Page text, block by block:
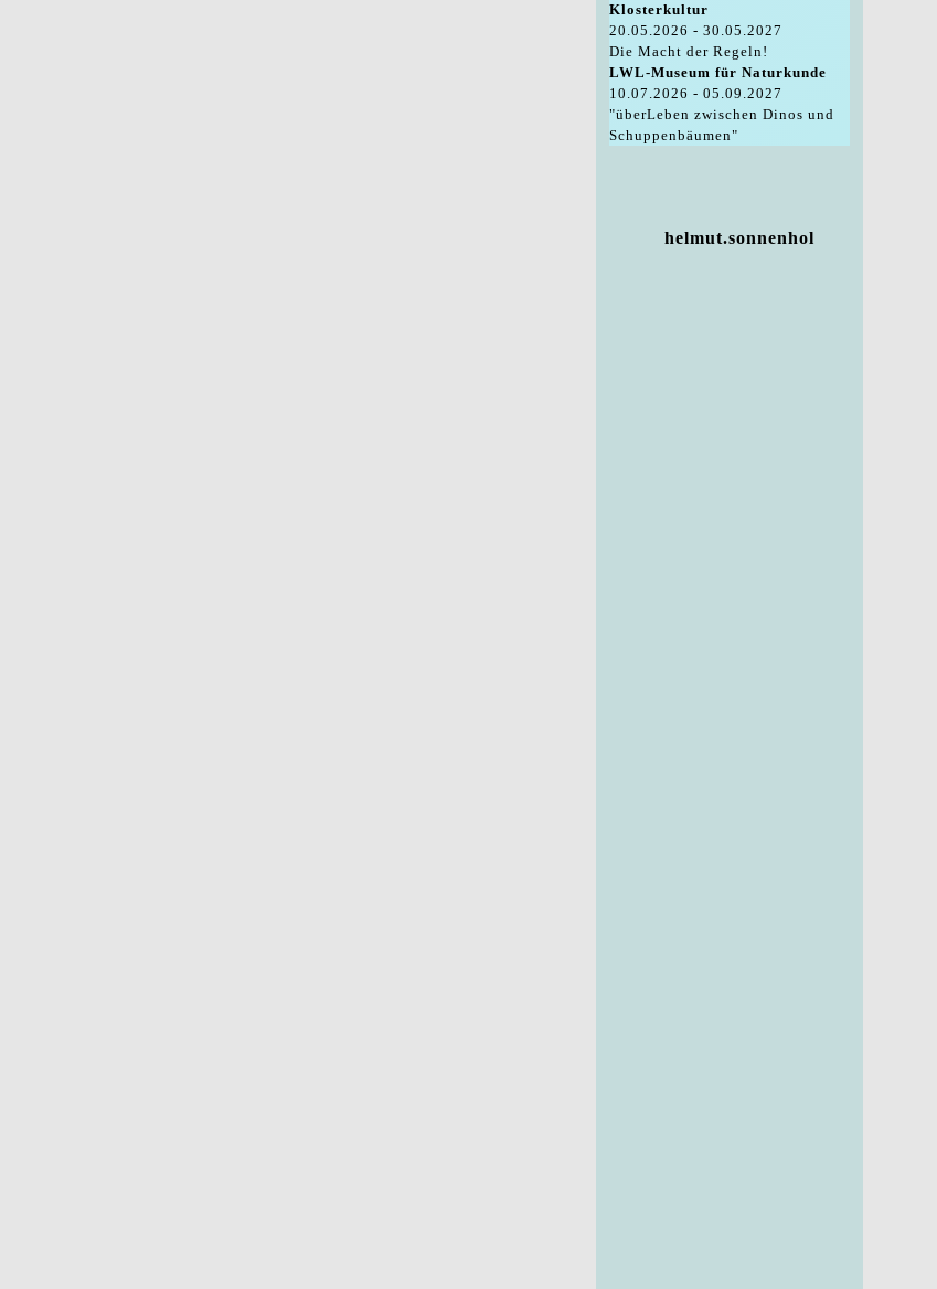
Klosterkultur
20.05.2026 - 30.05.2027
Die Macht der Regeln!
LWL-Museum für Naturkunde
10.07.2026 - 05.09.2027
"überLeben zwischen Dinos und
Schuppenbäumen"
helmut.sonnenhol